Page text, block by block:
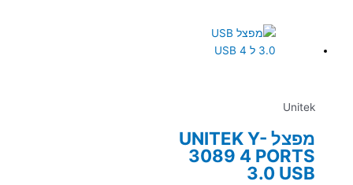
Unitek
מפצל UNITEK Y-
3089 4 PORTS
3.0 USB